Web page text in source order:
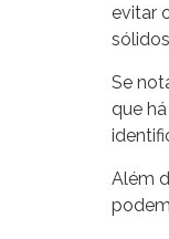
evitar
Se
que
Além